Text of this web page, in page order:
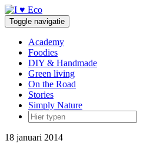
Doorgaan
naar
inhoud
Toggle navigatie
Academy
Foodies
DIY & Handmade
Green living
On the Road
Stories
Simply Nature
18 januari 2014